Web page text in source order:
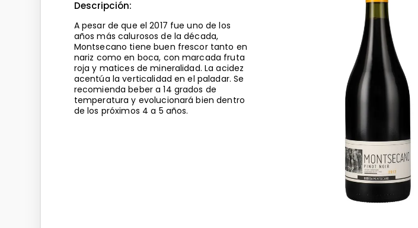
Descripción:
A pesar de que el 2017 fue uno de los
años más calurosos de la década,
Montsecano tiene buen frescor tanto en
nariz como en boca, con marcada fruta
roja y matices de mineralidad. La acidez
acentúa la verticalidad en el paladar. Se
recomienda beber a 14 grados de
temperatura y evolucionará bien dentro
de los próximos 4 a 5 años.
montes